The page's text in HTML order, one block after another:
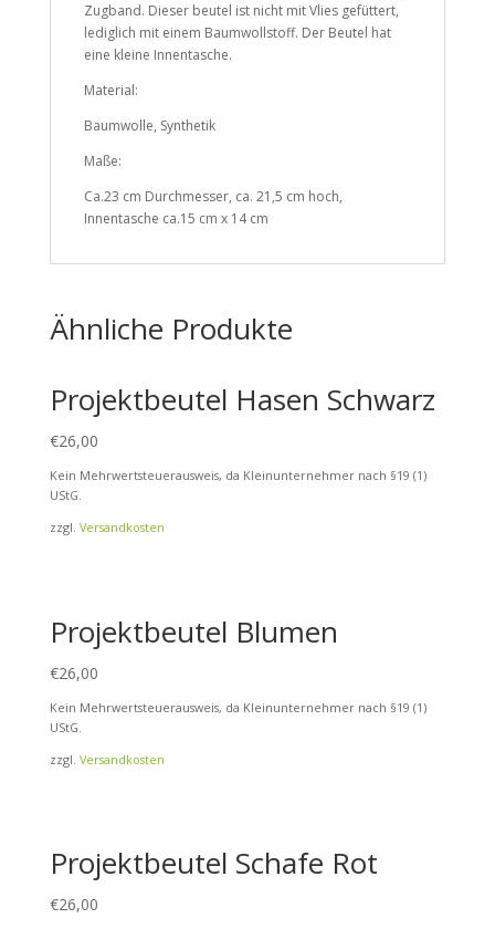
Zugband. Dieser beutel ist nicht mit Vlies gefüttert,
lediglich mit einem Baumwollstoff. Der Beutel hat
eine kleine Innentasche.
Material:
Baumwolle, Synthetik
Maße:
Ca.23 cm Durchmesser, ca. 21,5 cm hoch,
Innentasche ca.15 cm x 14 cm
Ähnliche Produkte
Projektbeutel Hasen Schwarz
€26,00
Kein Mehrwertsteuerausweis, da Kleinunternehmer nach §19 (1)
UStG.
zzgl. Versandkosten
Projektbeutel Blumen
€26,00
Kein Mehrwertsteuerausweis, da Kleinunternehmer nach §19 (1)
UStG.
zzgl. Versandkosten
Projektbeutel Schafe Rot
€26,00